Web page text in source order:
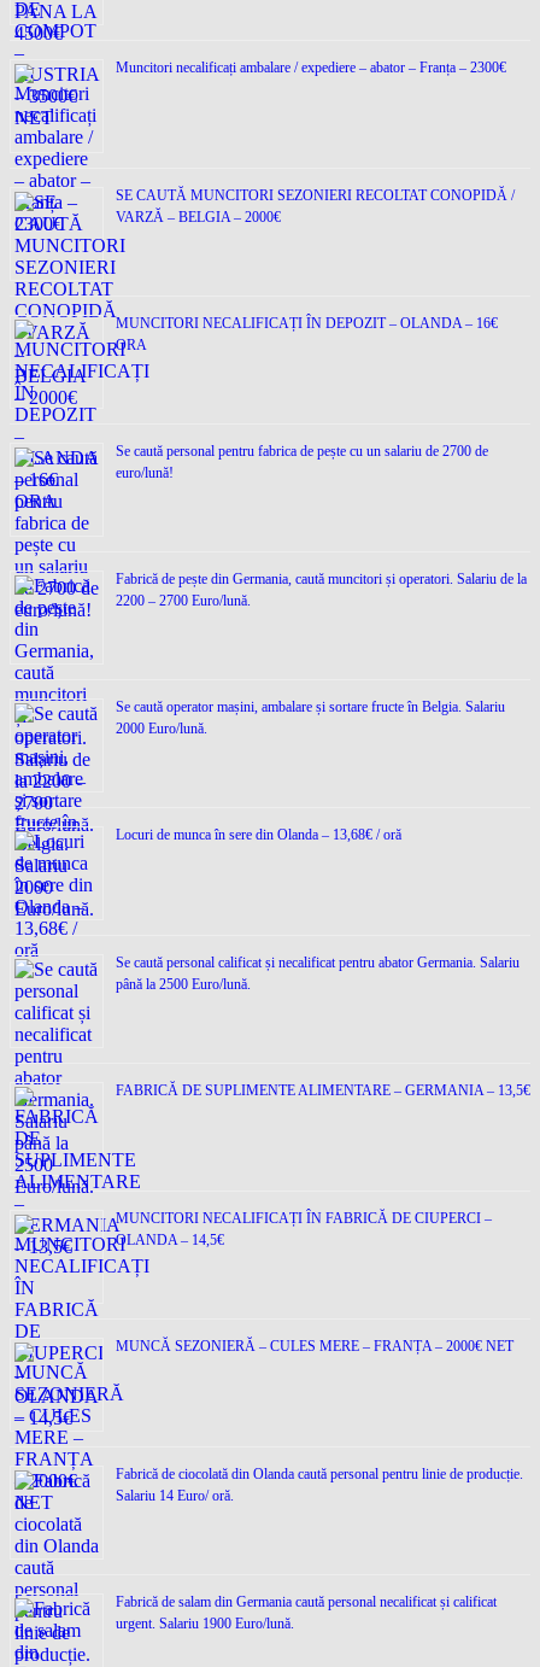
Muncitori necalificați ambalare / expediere – abator – Franța – 2300€
SE CAUTĂ MUNCITORI SEZONIERI RECOLTAT CONOPIDĂ /
VARZĂ – BELGIA – 2000€
MUNCITORI NECALIFICAȚI ÎN DEPOZIT – OLANDA – 16€
ORA
Se caută personal pentru fabrica de pește cu un salariu de 2700 de
euro/lună!
Fabrică de pește din Germania, caută muncitori și operatori. Salariu de la
2200 – 2700 Euro/lună.
Se caută operator mașini, ambalare și sortare fructe în Belgia. Salariu
2000 Euro/lună.
Locuri de munca în sere din Olanda – 13,68€ / oră
Se caută personal calificat și necalificat pentru abator Germania. Salariu
până la 2500 Euro/lună.
FABRICĂ DE SUPLIMENTE ALIMENTARE – GERMANIA – 13,5€
MUNCITORI NECALIFICAȚI ÎN FABRICĂ DE CIUPERCI –
OLANDA – 14,5€
MUNCĂ SEZONIERĂ – CULES MERE – FRANȚA – 2000€ NET
Fabrică de ciocolată din Olanda caută personal pentru linie de producție.
Salariu 14 Euro/ oră.
Fabrică de salam din Germania caută personal necalificat și calificat
urgent. Salariu 1900 Euro/lună.